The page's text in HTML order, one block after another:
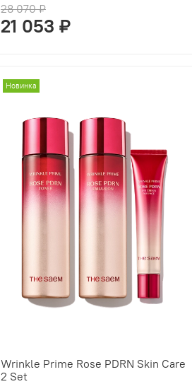
28 070 ₽
21 053 ₽
Новинка
Wrinkle Prime Rose PDRN Skin Care
2 Set